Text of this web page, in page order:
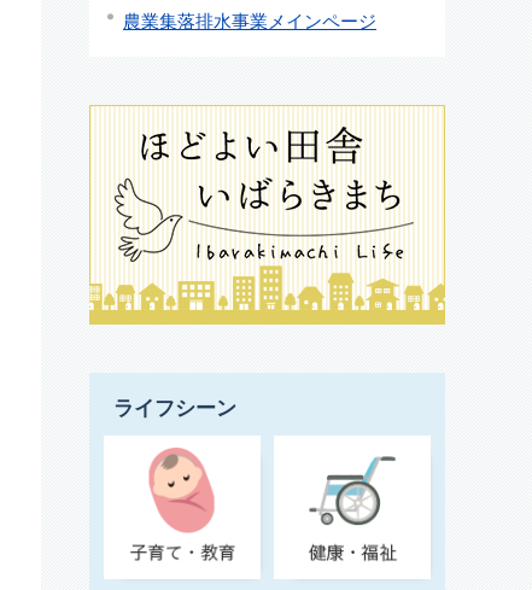
農業集落排水事業メインページ
ライフシーン